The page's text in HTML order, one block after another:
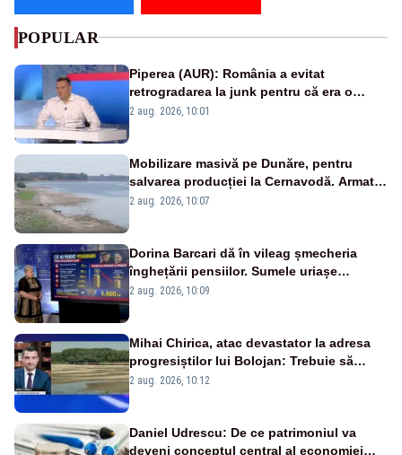
POPULAR
Piperea (AUR): România a evitat
retrogradarea la junk pentru că era o
catastrofă pentru bănci și fondurile de
2 aug. 2026, 10:01
Mobilizare masivă pe Dunăre, pentru
salvarea producției la Cernavodă. Armata
va detona o stâncă și va devia apa
2 aug. 2026, 10:07
Dorina Barcari dă în vileag șmecheria
înghețării pensiilor. Sumele uriașe
pierdute de fiecare român
2 aug. 2026, 10:09
Mihai Chirica, atac devastator la adresa
progresiștilor lui Bolojan: Trebuie să
protejăm și natura, dar nu șținem omaneii
2 aug. 2026, 10:12
Daniel Udrescu: De ce patrimoniul va
deveni conceptul central al economiei